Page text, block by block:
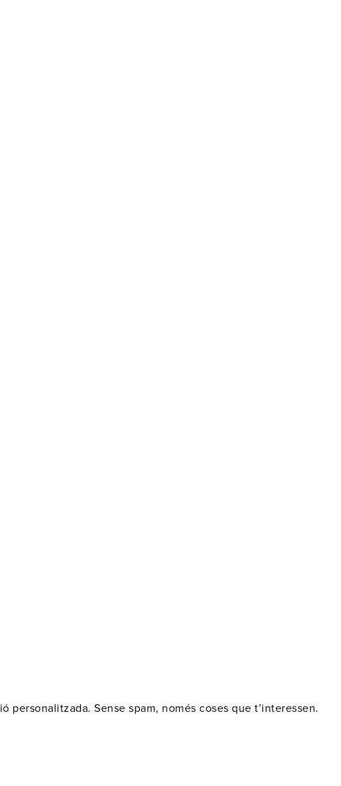
Sense spam, només coses que t’interessen.